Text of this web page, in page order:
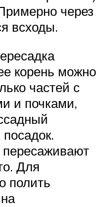
через
всходы.
корень можно
частей с
и почками,
Для
полить